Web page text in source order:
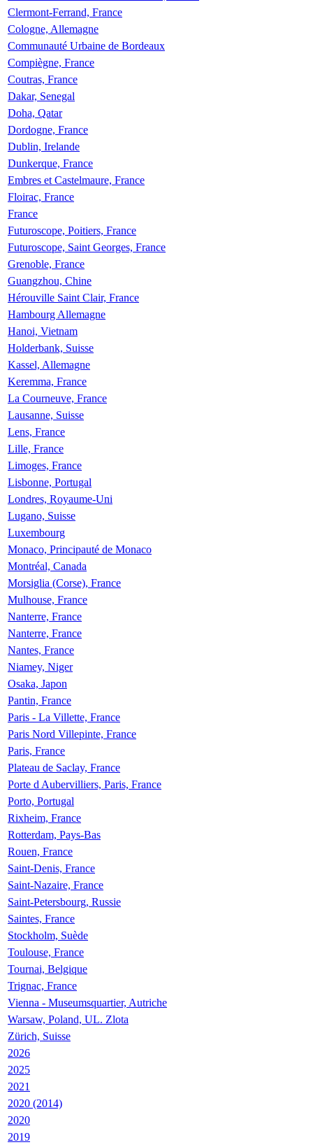
Clermont-Ferrand, France
Cologne, Allemagne
Communauté Urbaine de Bordeaux
Compiègne, France
Coutras, France
Dakar, Senegal
Doha, Qatar
Dordogne, France
Dublin, Irelande
Dunkerque, France
Embres et Castelmaure, France
Floirac, France
France
Futuroscope, Poitiers, France
Futuroscope, Saint Georges, France
Grenoble, France
Guangzhou, Chine
Hérouville Saint Clair, France
Hambourg Allemagne
Hanoi, Vietnam
Holderbank, Suisse
Kassel, Allemagne
Keremma, France
La Courneuve, France
Lausanne, Suisse
Lens, France
Lille, France
Limoges, France
Lisbonne, Portugal
Londres, Royaume-Uni
Lugano, Suisse
Luxembourg
Monaco, Principauté de Monaco
Montréal, Canada
Morsiglia (Corse), France
Mulhouse, France
Nanterre, France
Nanterre, France
Nantes, France
Niamey, Niger
Osaka, Japon
Pantin, France
Paris - La Villette, France
Paris Nord Villepinte, France
Paris, France
Plateau de Saclay, France
Porte d Aubervilliers, Paris, France
Porto, Portugal
Rixheim, France
Rotterdam, Pays-Bas
Rouen, France
Saint-Denis, France
Saint-Nazaire, France
Saint-Petersbourg, Russie
Saintes, France
Stockholm, Suède
Toulouse, France
Tournai, Belgique
Trignac, France
Vienna - Museumsquartier, Autriche
Warsaw, Poland, UL. Zlota
Zürich, Suisse
2026
2025
2021
2020 (2014)
2020
2019